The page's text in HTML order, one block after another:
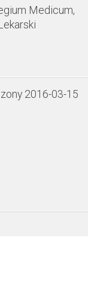
Medicum,
2016-03-15